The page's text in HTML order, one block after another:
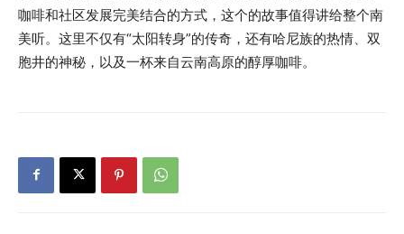
咖啡和社区发展完美结合的方式，这个的故事值得讲给整个南
美听。这里不仅有“太阳转身”的传奇，还有哈尼族的热情、双
胞井的神秘，以及一杯来自云南高原的醇厚咖啡。